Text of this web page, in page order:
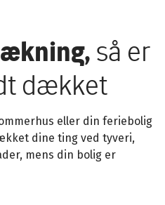
så er
dækket
eller din feriebolig
dine ting ved tyveri,
mens din bolig er